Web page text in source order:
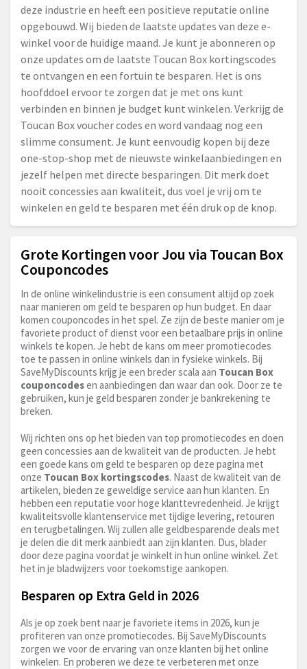
deze industrie en heeft een positieve reputatie online
opgebouwd. Wij bieden de laatste updates van deze e-
winkel voor de huidige maand. Je kunt je abonneren op
onze updates om de laatste Toucan Box kortingscodes
te ontvangen en een fortuin te besparen. Het is ons
hoofddoel ervoor te zorgen dat je met ons kunt
verbinden en binnen je budget kunt winkelen. Verkrijg de
Toucan Box voucher codes en word vandaag nog een
slimme consument. Je kunt eenvoudig kopen bij deze
one-stop-shop met de nieuwste winkelaanbiedingen en
jezelf helpen met directe besparingen. Dit merk doet
nooit concessies aan kwaliteit, dus voel je vrij om te
winkelen en geld te besparen met één druk op de knop.
Grote Kortingen voor Jou via Toucan Box
Couponcodes
In de online winkelindustrie is een consument altijd op zoek
naar manieren om geld te besparen op hun budget. En daar
komen couponcodes in het spel. Ze zijn de beste manier om je
favoriete product of dienst voor een betaalbare prijs in online
winkels te kopen. Je hebt de kans om meer promotiecodes
toe te passen in online winkels dan in fysieke winkels. Bij
SaveMyDiscounts krijg je een breder scala aan Toucan Box
couponcodesen aanbiedingen dan waar dan ook. Door ze te
gebruiken, kun je geld besparen zonder je bankrekening te
breken.
Wij richten ons op het bieden van top promotiecodes en doen
geen concessies aan de kwaliteit van de producten. Je hebt
een goede kans om geld te besparen op deze pagina met
onze Toucan Box kortingscodes. Naast de kwaliteit van de
artikelen, bieden ze geweldige service aan hun klanten. En
hebben een reputatie voor hoge klanttevredenheid. Je krijgt
kwaliteitsvolle klantenservice met tijdige levering, retouren
en terugbetalingen. Wij zullen alle geldbesparende deals met
je delen die dit merk aanbiedt aan zijn klanten. Dus, blader
door deze pagina voordat je winkelt in hun online winkel. Zet
het in je bladwijzers voor toekomstige aankopen.
Besparen op Extra Geld in 2026
Als je op zoek bent naar je favoriete items in 2026, kun je
profiteren van onze promotiecodes. Bij SaveMyDiscounts
zorgen we voor de ervaring van onze klanten bij het online
winkelen. En proberen we deze te verbeteren met onze